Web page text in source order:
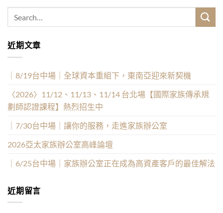
近期文章
｜8/19台中場｜全球資本重組下，東南亞迎來新契機
〈2026〉11/12、11/13、11/14 台北場【國際家族傳承規
劃師認證課程】熱烈招生中
｜7/30台中場｜讓你的服務，走進家族辦公室
2026亞太家族辦公室高峰論壇
｜6/25台中場｜家族辦公室正在成為高資產客戶的最佳解法
近期留言